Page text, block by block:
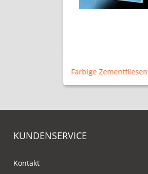
Farbige Zementfliesen
KUNDENSERVICE
Kontakt